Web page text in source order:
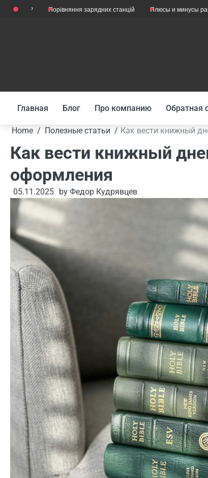
SkipПорівняння зарядних станцій Плюсы и минусы работы
Главная Блог Про компанию Обратная
Home Полезные статьи Как вести книжный
Как вести книжный
оформления
05.11.2025 by Федор Кудрявцев